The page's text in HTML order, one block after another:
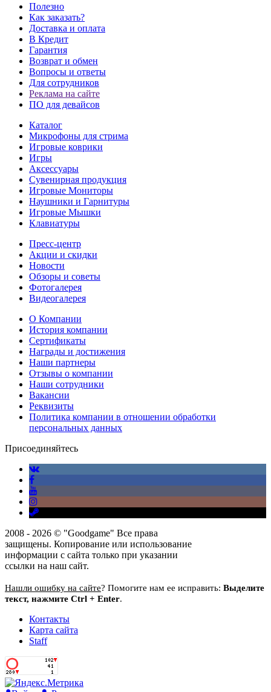
Полезно
Как заказать?
Доставка и оплата
В Кредит
Гарантия
Возврат и обмен
Вопросы и ответы
Для сотрудников
Реклама на сайте
ПО для девайсов
Каталог
Микрофоны для стрима
Игровые коврики
Игры
Аксессуары
Сувенирная продукция
Игровые Мониторы
Наушники и Гарнитуры
Игровые Мышки
Клавиатуры
Пресс-центр
Акции и скидки
Новости
Обзоры и советы
Фотогалерея
Видеогалерея
О Компании
История компании
Сертификаты
Награды и достижения
Наши партнеры
Отзывы о компании
Наши сотрудники
Вакансии
Реквизиты
Политика компании в отношении обработки
персональных данных
Присоединяйтесь
2008 - 2026 © "Goodgame" Все права
защищены. Копирование или использование
информации с сайта только при указании
ссылки на наш сайт.
Нашли ошибку на сайте? Помогите нам ее исправить: Выделите
текст, нажмите Ctrl + Enter.
Контакты
Карта сайта
Staff